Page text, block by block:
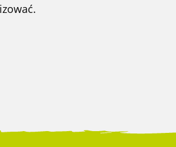
przy przeprowadzkach